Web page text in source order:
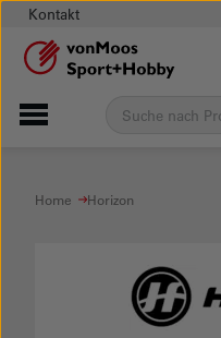
Kontakt
Home Horizon